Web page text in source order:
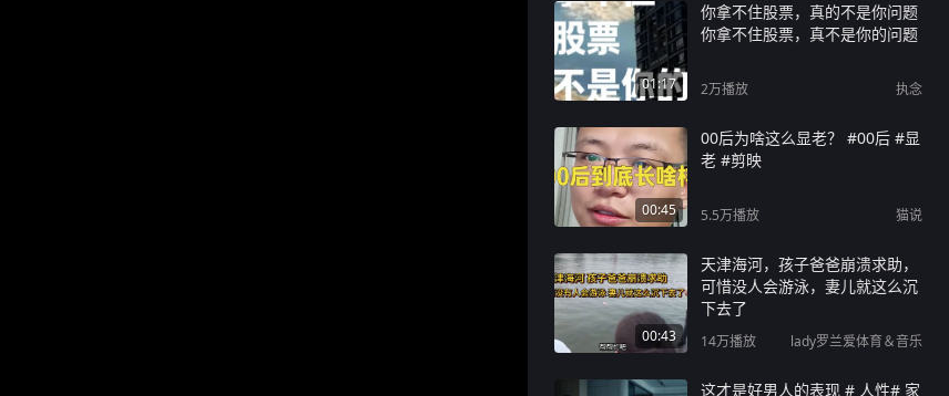
01:17
你拿不住股票，真的不是你问题
你拿不住股票，真不是你的问题
2万播放 执念
00:45
00后为啥这么显老？ #00后 #显
老 #剪映
5.5万播放 猫说
00:43
天津海河，孩子爸爸崩溃求助，
可惜没人会游泳，妻儿就这么沉
下去了
14万播放 lady罗兰爱体育＆音乐
这才是好男人的表现 # 人性# 家